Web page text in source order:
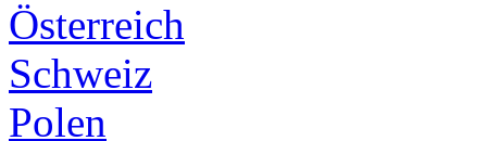
Österreich
Schweiz
Polen